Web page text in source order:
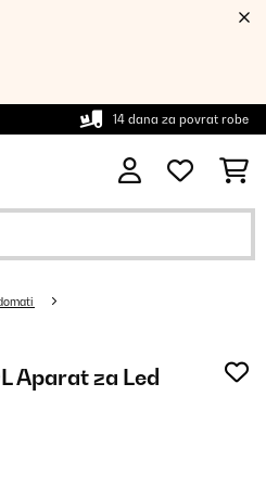
14 dana za povrat robe
Aparat za Led